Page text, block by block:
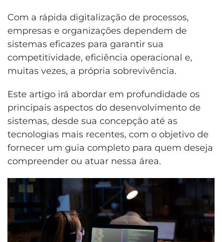
Com a rápida digitalização de processos,
empresas e organizações dependem de
sistemas eficazes para garantir sua
competitividade, eficiência operacional e,
muitas vezes, a própria sobrevivência.
Este artigo irá abordar em profundidade os
principais aspectos do desenvolvimento de
sistemas, desde sua concepção até as
tecnologias mais recentes, com o objetivo de
fornecer um guia completo para quem deseja
compreender ou atuar nessa área.